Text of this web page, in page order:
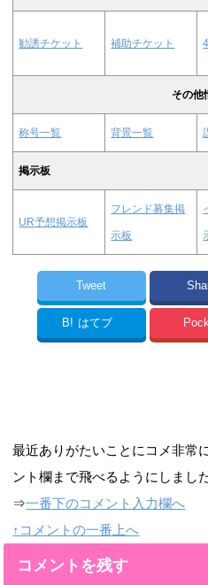
勧誘チケット 補助チケット
その他
称号一覧 背景一覧
掲示板
UR予想掲示板
フレンド募集掲
示板
Tweet
B! はてブ
最近ありがたいことにコメ非常
ント欄まで飛べるようにしまし
⇒一番下のコメント入力欄へ
↑コメントの一番上へ
コメントを残す